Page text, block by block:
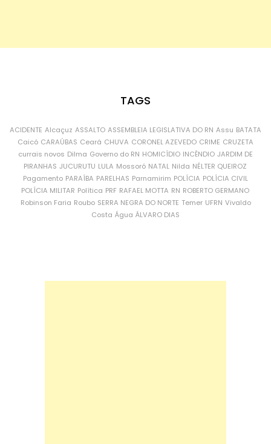
TAGS
ACIDENTE Alcaçuz ASSALTO ASSEMBLEIA LEGISLATIVA DO RN Assu BATATA
Caicó CARAÚBAS Ceará CHUVA CORONEL AZEVEDO CRIME CRUZETA
currais novos Dilma Governo do RN HOMICÍDIO INCÊNDIO JARDIM DE
PIRANHAS JUCURUTU LULA Mossoró NATAL Nilda NÉLTER QUEIROZ
Pagamento PARAÍBA PARELHAS Parnamirim POLÍCIA POLÍCIA CIVIL
POLÍCIA MILITAR Política PRF RAFAEL MOTTA RN ROBERTO GERMANO
Robinson Faria Roubo SERRA NEGRA DO NORTE Temer UFRN Vivaldo
Costa Água ÁLVARO DIAS